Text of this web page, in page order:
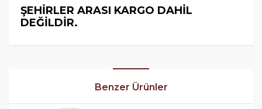
ŞEHİRLER ARASI KARGO DAHİL
DEĞİLDİR.
Benzer Ürünler